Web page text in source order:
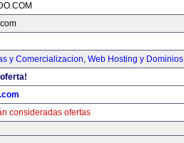
y Comercializacion, Web Hosting y Dominios
consideradas ofertas